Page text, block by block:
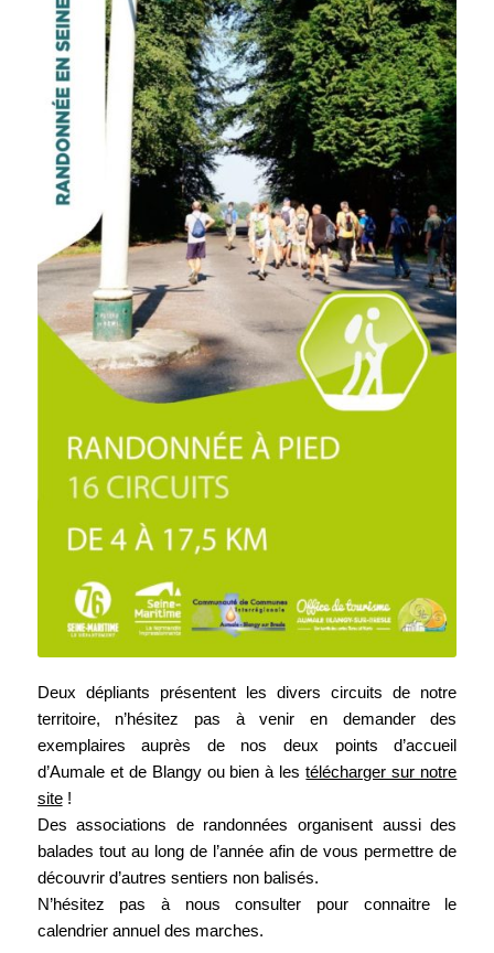
Deux dépliants présentent les divers circuits de notre
territoire, n’hésitez pas à venir en demander des
exemplaires auprès de nos deux points d’accueil
d’Aumale et de Blangy ou bien à lestélécharger sur notre
site!
Des associations de randonnées organisent aussi des
balades tout au long de l’année afin de vous permettre de
découvrir d’autres sentiers non balisés.
N’hésitez pas à nous consulter pour connaitre le
calendrier annuel des marches.